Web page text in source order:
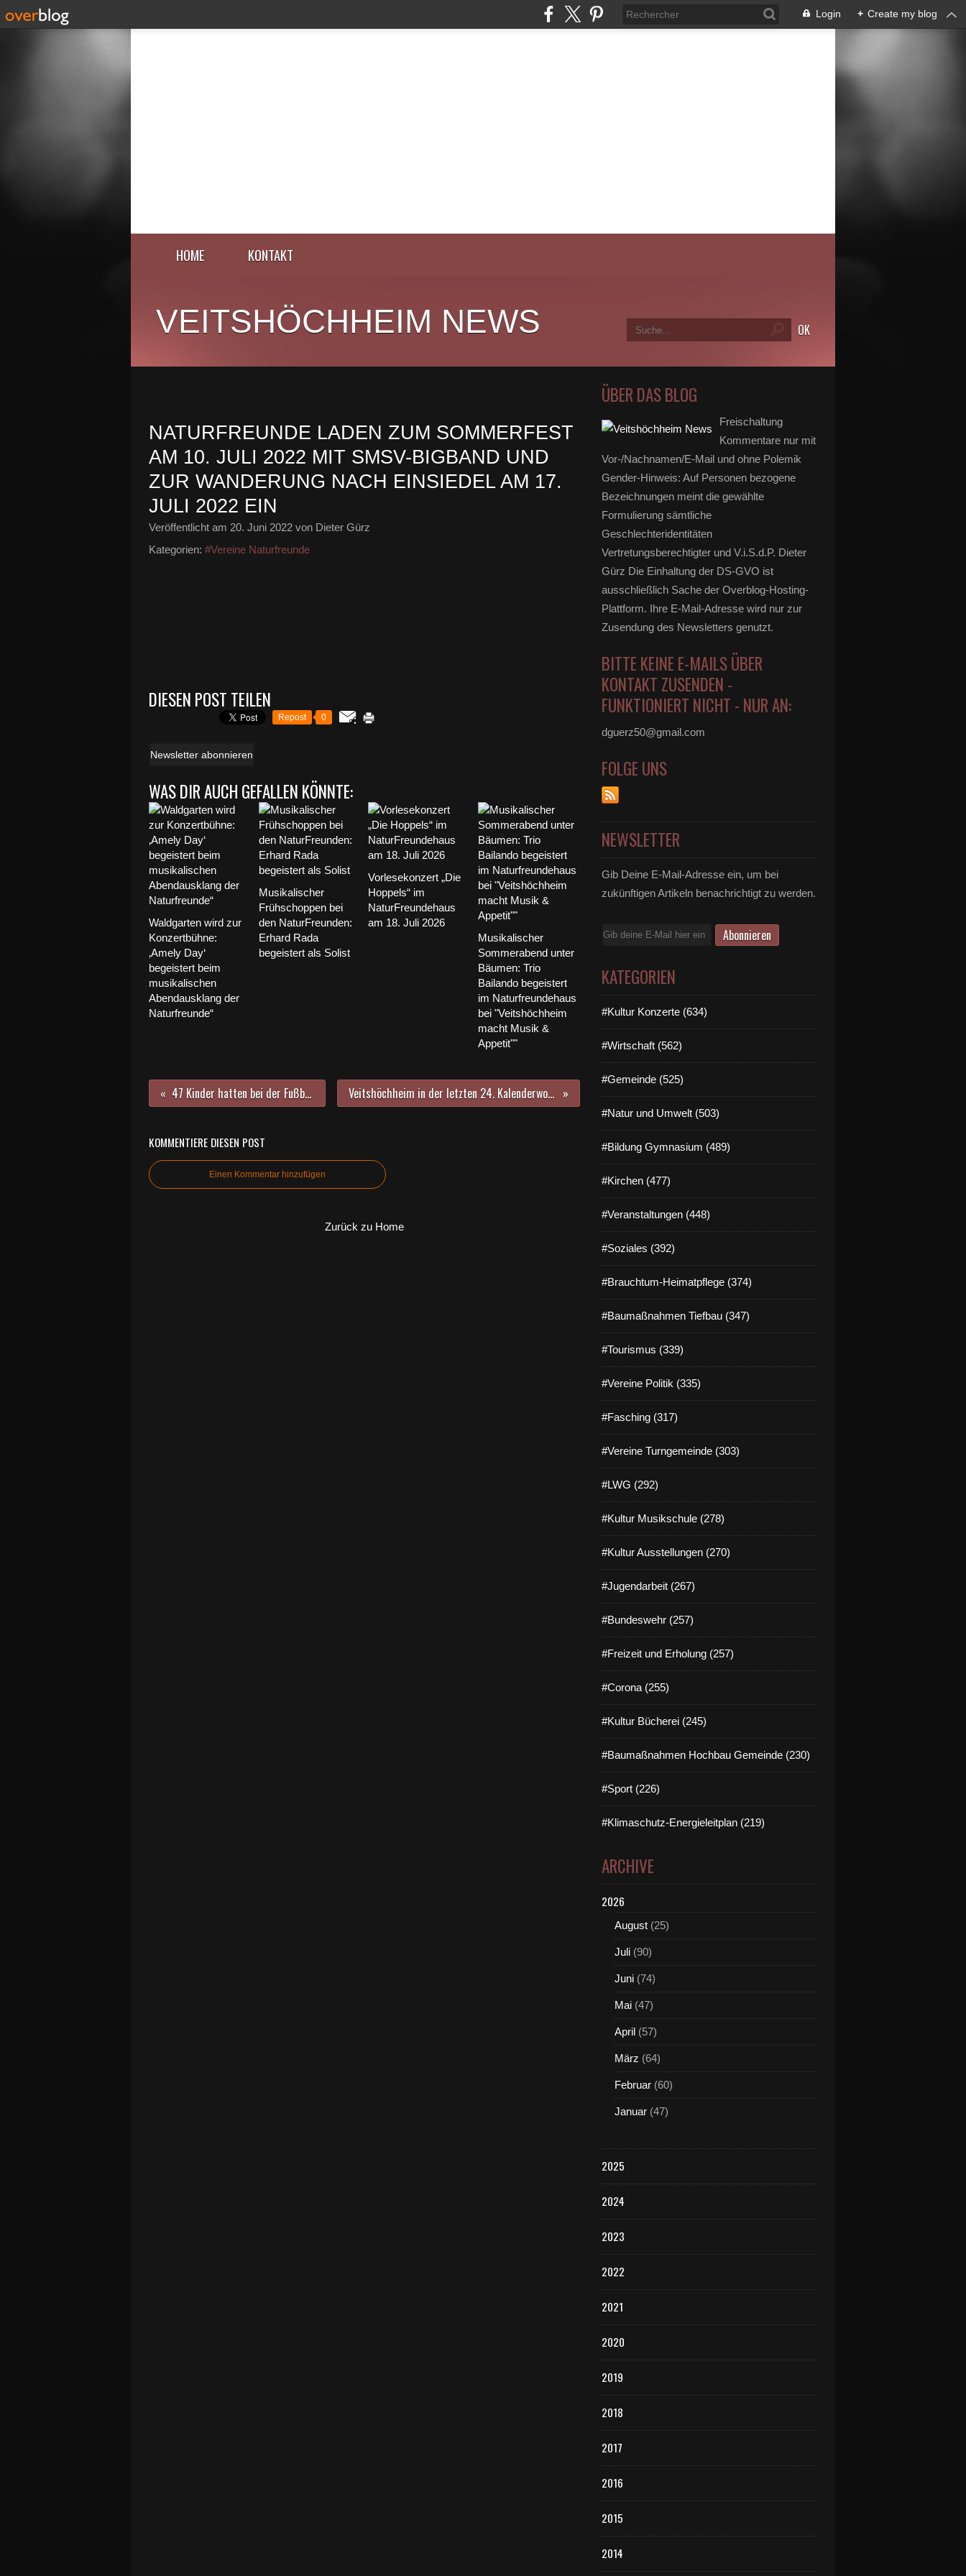
Login + Create my blog
HOME KONTAKT
VEITSHÖCHHEIM NEWS
NATURFREUNDE LADEN ZUM SOMMERFEST
AM 10. JULI 2022 MIT SMSV-BIGBAND UND
ZUR WANDERUNG NACH EINSIEDEL AM 17.
JULI 2022 EIN
Veröffentlicht am 20. Juni 2022 von Dieter Gürz
Kategorien: #Vereine Naturfreunde
DIESEN POST TEILEN
Repost 0
Newsletter abonnieren
WAS DIR AUCH GEFALLEN KÖNNTE:
Waldgarten wird zur
Konzertbühne:
‚Amely Day‘
begeistert beim
musikalischen
Abendausklang der
Naturfreunde“
Musikalischer
Frühschoppen bei
den NaturFreunden:
Erhard Rada
begeistert als Solist
Vorlesekonzert „Die
Hoppels“ im
NaturFreundehaus
am 18. Juli 2026
Musikalischer
Sommerabend unter
Bäumen: Trio
Bailando begeistert
im Naturfreundehaus
bei "Veitshöchheim
macht Musik &
Appetit""
47 Kinder hatten bei der Fußballschule des SVV in den Pfingstferien viel Spaß - Drei weitere Wochen in den Sommerferien Veitshöchheim in der letzten 24. Kalenderwoche mit 60 Coronafällen (Vorwoche 18) Spitzenreiter im Landkreis Würzburg - weiter hohe Zahlen in Stadt und Landkreis Würzburg
KOMMENTIERE DIESEN POST
Einen Kommentar hinzufügen
Zurück zu Home
ÜBER DAS BLOG
Freischaltung
Kommentare nur mit
Vor-/Nachnamen/E-Mail und ohne Polemik
Gender-Hinweis: Auf Personen bezogene
Bezeichnungen meint die gewählte
Formulierung sämtliche
Geschlechteridentitäten
Vertretungsberechtigter und V.i.S.d.P. Dieter
Gürz Die Einhaltung der DS-GVO ist
ausschließlich Sache der Overblog-Hosting-
Plattform. Ihre E-Mail-Adresse wird nur zur
Zusendung des Newsletters genutzt.
BITTE KEINE E-MAILS ÜBER
KONTAKT ZUSENDEN -
FUNKTIONIERT NICHT - NUR AN:
dguerz50@gmail.com
FOLGE UNS
NEWSLETTER
Gib Deine E-Mail-Adresse ein, um bei
zukünftigen Artikeln benachrichtigt zu werden.
E-
KATEGORIEN
#Kultur Konzerte (634)
#Wirtschaft (562)
#Gemeinde (525)
#Natur und Umwelt (503)
#Bildung Gymnasium (489)
#Kirchen (477)
#Veranstaltungen (448)
#Soziales (392)
#Brauchtum-Heimatpflege (374)
#Baumaßnahmen Tiefbau (347)
#Tourismus (339)
#Vereine Politik (335)
#Fasching (317)
#Vereine Turngemeinde (303)
#LWG (292)
#Kultur Musikschule (278)
#Kultur Ausstellungen (270)
#Jugendarbeit (267)
#Bundeswehr (257)
#Freizeit und Erholung (257)
#Corona (255)
#Kultur Bücherei (245)
#Baumaßnahmen Hochbau Gemeinde (230)
#Sport (226)
#Klimaschutz-Energieleitplan (219)
ARCHIVE
2026
August (25)
Juli (90)
Juni (74)
Mai (47)
April (57)
März (64)
Februar (60)
Januar (47)
2025
2024
2023
2022
2021
2020
2019
2018
2017
2016
2015
2014